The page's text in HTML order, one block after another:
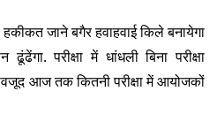
जाने बगैर हवाहवाई किले बनायेगा
परीक्षा में धांधली बिना परीक्षा
आज तक कितनी परीक्षा में आयोजकों